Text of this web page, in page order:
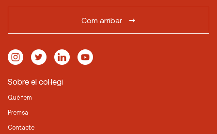
Com arribar
Sobre el col·legi
Què fem
Premsa
Contacte